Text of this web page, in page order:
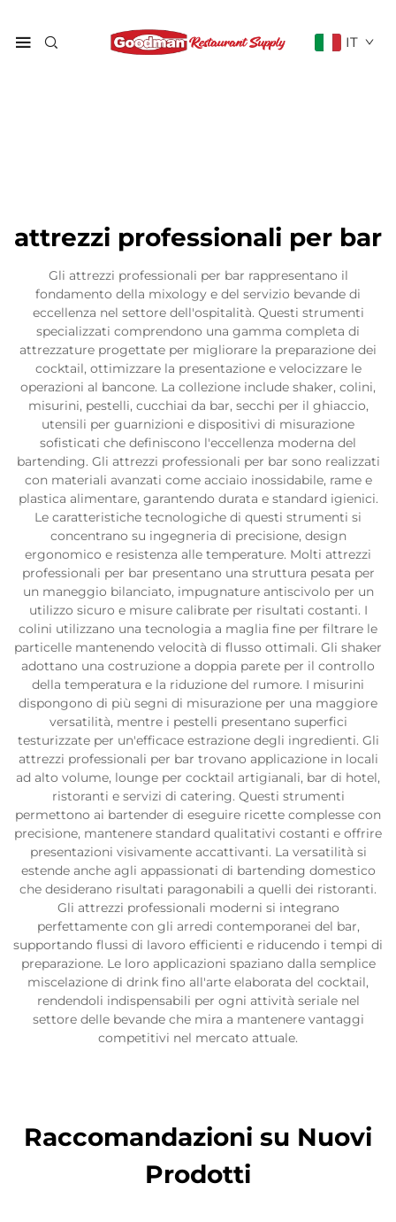
IT
attrezzi professionali per bar
Gli attrezzi professionali per bar rappresentano il
fondamento della mixology e del servizio bevande di
eccellenza nel settore dell'ospitalità. Questi strumenti
specializzati comprendono una gamma completa di
attrezzature progettate per migliorare la preparazione dei
cocktail, ottimizzare la presentazione e velocizzare le
operazioni al bancone. La collezione include shaker, colini,
misurini, pestelli, cucchiai da bar, secchi per il ghiaccio,
utensili per guarnizioni e dispositivi di misurazione
sofisticati che definiscono l'eccellenza moderna del
bartending. Gli attrezzi professionali per bar sono realizzati
con materiali avanzati come acciaio inossidabile, rame e
plastica alimentare, garantendo durata e standard igienici.
Le caratteristiche tecnologiche di questi strumenti si
concentrano su ingegneria di precisione, design
ergonomico e resistenza alle temperature. Molti attrezzi
professionali per bar presentano una struttura pesata per
un maneggio bilanciato, impugnature antiscivolo per un
utilizzo sicuro e misure calibrate per risultati costanti. I
colini utilizzano una tecnologia a maglia fine per filtrare le
particelle mantenendo velocità di flusso ottimali. Gli shaker
adottano una costruzione a doppia parete per il controllo
della temperatura e la riduzione del rumore. I misurini
dispongono di più segni di misurazione per una maggiore
versatilità, mentre i pestelli presentano superfici
testurizzate per un'efficace estrazione degli ingredienti. Gli
attrezzi professionali per bar trovano applicazione in locali
ad alto volume, lounge per cocktail artigianali, bar di hotel,
ristoranti e servizi di catering. Questi strumenti
permettono ai bartender di eseguire ricette complesse con
precisione, mantenere standard qualitativi costanti e offrire
presentazioni visivamente accattivanti. La versatilità si
estende anche agli appassionati di bartending domestico
che desiderano risultati paragonabili a quelli dei ristoranti.
Gli attrezzi professionali moderni si integrano
perfettamente con gli arredi contemporanei del bar,
supportando flussi di lavoro efficienti e riducendo i tempi di
preparazione. Le loro applicazioni spaziano dalla semplice
miscelazione di drink fino all'arte elaborata del cocktail,
rendendoli indispensabili per ogni attività seriale nel
settore delle bevande che mira a mantenere vantaggi
competitivi nel mercato attuale.
Raccomandazioni su Nuovi
Prodotti